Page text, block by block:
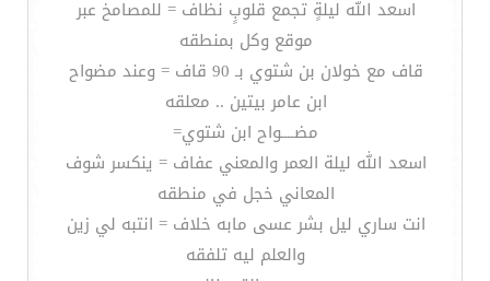
اسعد الله ليلةٍ تجمع قلوبٍ نظاف = للمصامخ عبر
موقع وكل بمنطقه
قاف مع خولان بن شتوي بـ 90 قاف = وعند مضواح
ابن عامر بيتين .. معلقه
مضــــواح ابن شتوي=
اسعد الله ليلة العمر والمعني عفاف = ينكسر شوف
المعاني خجل في منطقه
انت ساري ليل بشر عسى مابه خلاف = انتبه لي زين
والعلم ليه تلفقه